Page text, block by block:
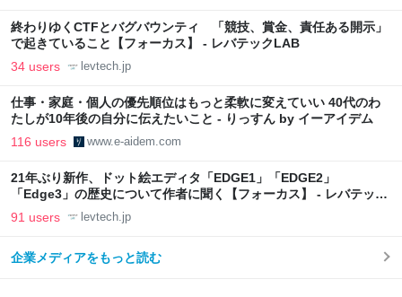
終わりゆくCTFとバグバウンティ 「競技、賞金、責任ある開示」
で起きていること【フォーカス】 - レバテックLAB
34 users levtech.jp
仕事・家庭・個人の優先順位はもっと柔軟に変えていい 40代のわ
たしが10年後の自分に伝えたいこと - りっすん by イーアイデム
116 users www.e-aidem.com
21年ぶり新作、ドット絵エディタ「EDGE1」「EDGE2」
「Edge3」の歴史について作者に聞く【フォーカス】 - レバテック
LAB
91 users levtech.jp
企業メディアをもっと読む